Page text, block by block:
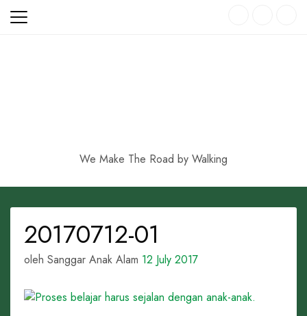
Skip
We Make The Road by Walking
20170712-01
oleh Sanggar Anak Alam 12 July 2017